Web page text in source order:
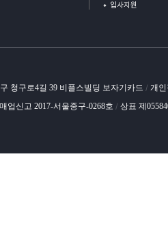
입사지원
청구로4길 39 비플스빌딩 보자기카드 / 개
업신고 2017-서울중구-0268호 / 상표 제